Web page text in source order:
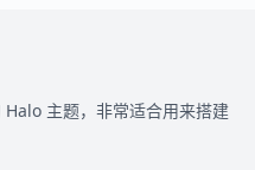
主题，非常适合用来搭建